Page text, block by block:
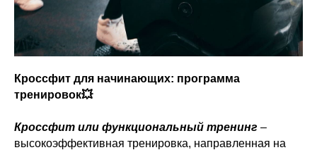
Кроссфит для начинающих: программа
тренировок💥
Кроссфит или функциональный тренинг –
высокоэффективная тренировка, направленная на